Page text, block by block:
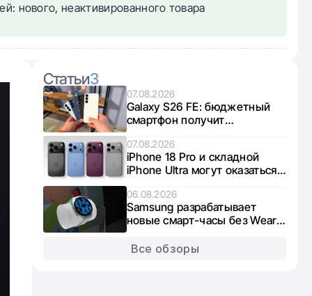
нового, неактивированного товара
Статьи3
07.08.2026
Galaxy S26 FE: бюджетный
смартфон получит
интересный микс чипов от
Exynos и Snapdragon
07.08.2026
iPhone 18 Pro и складной
iPhone Ultra могут оказаться в
дефиците из-за нехватки
памяти
06.08.2026
Samsung разрабатывает
новые смарт-часы без Wear
OS: что известно о Galaxy
Aero
Все обзоры